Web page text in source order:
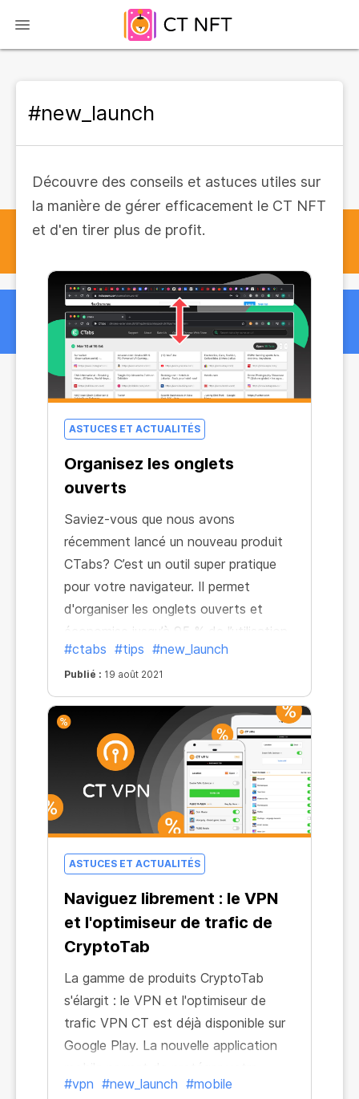
#new_launch
Découvre des conseils et astuces utiles sur
la manière de gérer efficacement le CT NFT
et d'en tirer plus de profit.
ASTUCES ET ACTUALITÉS
Organisez les onglets
ouverts
Saviez-vous que nous avons
récemment lancé un nouveau produit
CTabs? C’est un outil super pratique
pour votre navigateur. Il permet
d'organiser les onglets ouverts et
économise jusqu’à 95 % de l’utilisation
de la mémoire.
#ctabs #tips #new_launch
Publié : 19 août 2021
ASTUCES ET ACTUALITÉS
Naviguez librement : le VPN
et l'optimiseur de trafic de
CryptoTab
La gamme de produits CryptoTab
s'élargit : le VPN et l'optimiseur de
trafic VPN CT est déjà disponible sur
Google Play. La nouvelle application
mobile permet de protéger votre
identité sur Internet, de contourner les
#vpn #new_launch #mobile